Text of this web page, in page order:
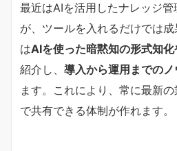
最近はAIを活用したナレッジ
が、ツールを入れるだけでは
はAIを使った暗黙知の形式知
紹介し、 導入から運用までのノ
ます。これにより、常に最新
で共有できる体制が作れます。